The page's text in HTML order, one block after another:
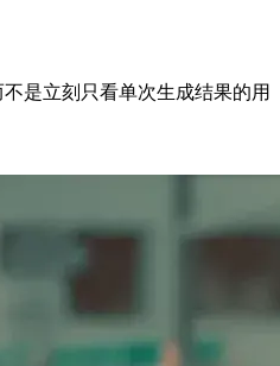
是立刻只看单次生成结果的用